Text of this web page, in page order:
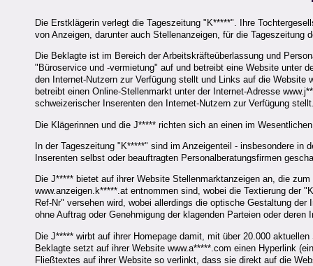
Die Erstklägerin verlegt die Tageszeitung "K*****". Ihre
von Anzeigen, darunter auch Stellenanzeigen, für die Tageszeitung
Die Beklagte ist im Bereich der Arbeitskräfteüberlassung und
"Büroservice und -vermietung" auf und betreibt eine Website unter
den Internet-Nutzern zur Verfügung stellt und Links auf die
betreibt einen Online-Stellenmarkt unter der Internet-Adresse
schweizerischer Inserenten den Internet-Nutzern zur Verfügung
Die Klägerinnen und die J***** richten sich an einen im
In der Tageszeitung "K*****" sind im Anzeigenteil - insbesondere
Inserenten selbst oder beauftragten Personalberatungsfirmen
Die J***** bietet auf ihrer Website Stellenmarktanzeigen an, die
www.anzeigen.k*****.at entnommen sind, wobei die Textierung der
Ref-Nr" versehen wird, wobei allerdings die optische Gestaltung
ohne Auftrag oder Genehmigung der klagenden Parteien oder deren
Die J***** wirbt auf ihrer Homepage damit, mit über 20.000
Beklagte setzt auf ihrer Website www.a*****.com einen Hyperlink
Fließtextes auf ihrer Website so verlinkt, dass sie direkt auf die